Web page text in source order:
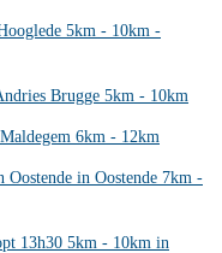
5km - 10km -
Brugge 5km - 10km
6km - 12km
Oostende in Oostende 7km -
13h30 5km - 10km in